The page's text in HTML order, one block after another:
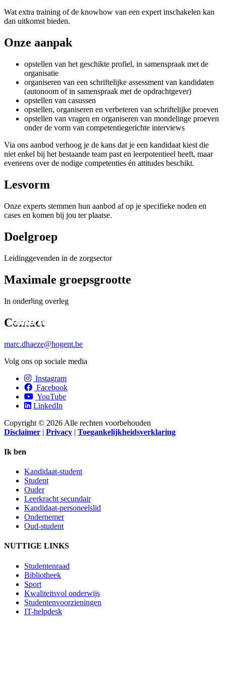
Ondersteuning bij assessment en
sollicitatiegesprekken.
Wat extra training of de knowhow van een expert inschakelen kan
dan uitkomst bieden.
Onze aanpak
opstellen van het geschikte profiel, in samenspraak met de
organisatie
organiseren van een schriftelijke assessment van kandidaten
(autonoom of in samenspraak met de opdrachtgever)
opstellen van casussen
opstellen, organiseren en verbeteren van schriftelijke proeven
opstellen van vragen en organiseren van mondelinge proeven
onder de vorm van competentiegerichte interviews
Via ons aanbod verhoog je de kans dat je een kandidaat kiest die
niet enkel bij het bestaande team past en leerpotentieel heeft, maar
eveneens over de nodige competenties én attitudes beschikt.
Lesvorm
Onze experts stemmen hun aanbod af op je specifieke noden en
cases en komen bij jou ter plaatse.
Doelgroep
Leidinggevenden in de zorgsector
Maximale groepsgrootte
In onderling overleg
Contact
marc.dhaeze@hogent.be
Volg ons op sociale media
Instagram
Facebook
YouTube
LinkedIn
Copyright © 2026 Alle rechten voorbehouden
Disclaimer | Privacy | Toegankelijkheidsverklaring
Ik ben
Kandidaat-student
Student
Ouder
Leerkracht secundair
Kandidaat-personeelslid
Ondernemer
Oud-student
NUTTIGE LINKS
Studentenraad
Bibliotheek
Sport
Kwaliteitsvol onderwijs
Studentenvoorzieningen
IT-helpdesk